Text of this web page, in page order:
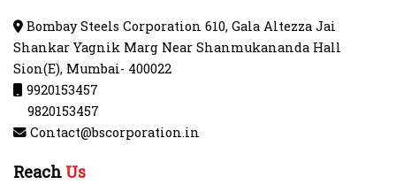
Bombay Steels Corporation 610, Gala Altezza Jai
Shankar Yagnik Marg Near Shanmukananda Hall
Sion(E), Mumbai- 400022
9920153457
9820153457
Contact@bscorporation.in
Reach Us